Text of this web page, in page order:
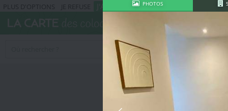
PLUS D'OPTIONS JE REFUSE
Rechercher un logement
PHOTOS
Tous types Tous
Tous logements Toutes tailles